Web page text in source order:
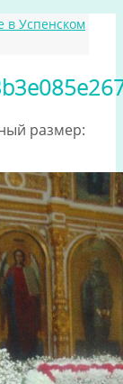
в Успенском
размер: